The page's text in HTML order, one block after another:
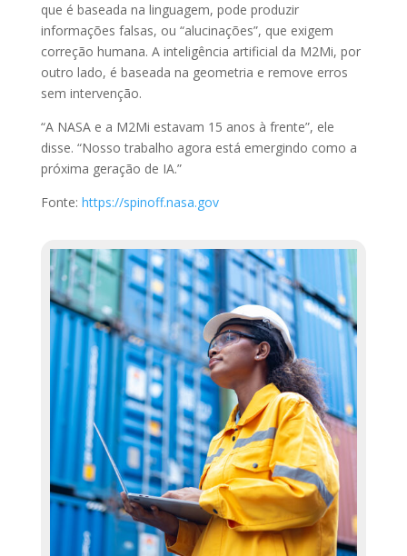
que é baseada na linguagem, pode produzir
informações falsas, ou “alucinações”, que exigem
correção humana. A inteligência artificial da M2Mi, por
outro lado, é baseada na geometria e remove erros
sem intervenção.
“A NASA e a M2Mi estavam 15 anos à frente”, ele
disse. “Nosso trabalho agora está emergindo como a
próxima geração de IA.”
Fonte: https://spinoff.nasa.gov